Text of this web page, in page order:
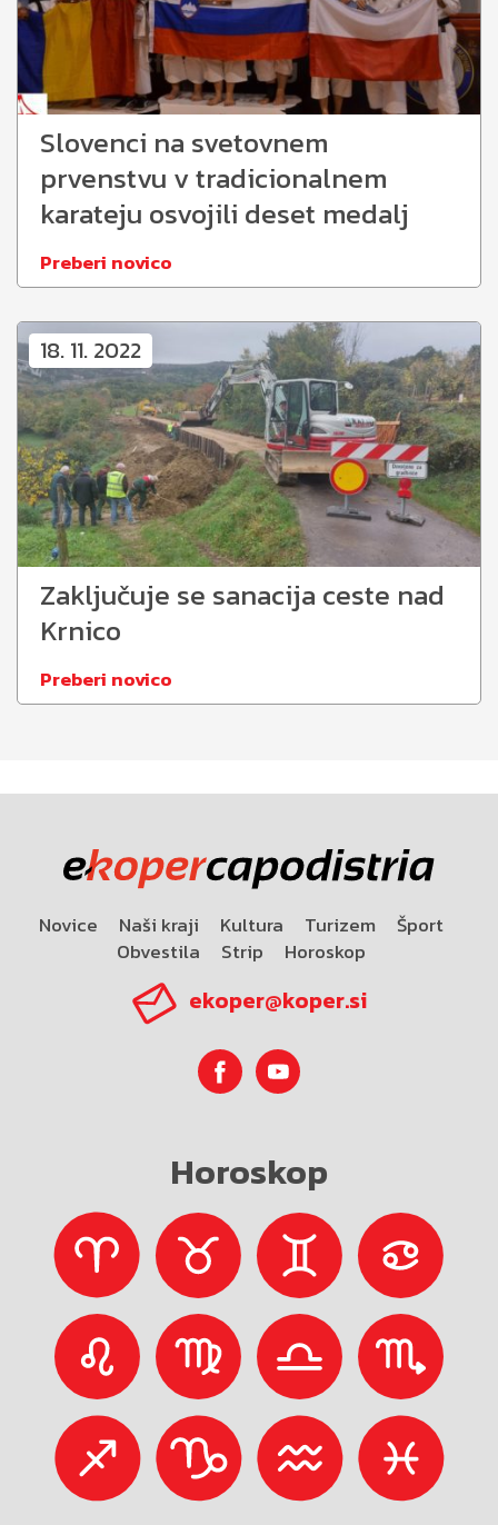
Slovenci na svetovnem
prvenstvu v tradicionalnem
karateju osvojili deset medalj
Preberi novico
18. 11. 2022
Zaključuje se sanacija ceste nad
Krnico
Preberi novico
Novice Naši kraji Kultura Turizem
Šport
Obvestila
Strip Horoskop
ekoper@koper.si
Horoskop